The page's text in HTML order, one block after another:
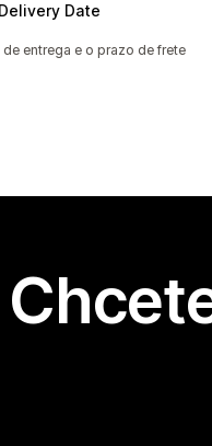
Date
862
entrega e o prazo de frete